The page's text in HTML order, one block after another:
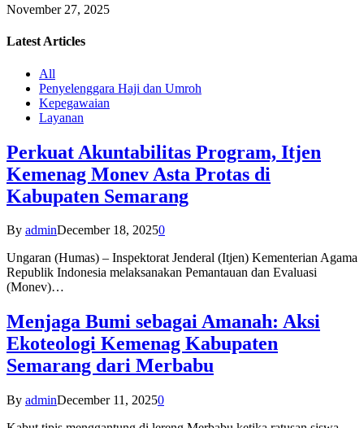
November 27, 2025
Latest Articles
All
Penyelenggara Haji dan Umroh
Kepegawaian
Layanan
Perkuat Akuntabilitas Program, Itjen
Kemenag Monev Asta Protas di
Kabupaten Semarang
By adminDecember 18, 20250
Ungaran (Humas) – Inspektorat Jenderal (Itjen) Kementerian Agama
Republik Indonesia melaksanakan Pemantauan dan Evaluasi
(Monev)…
Menjaga Bumi sebagai Amanah: Aksi
Ekoteologi Kemenag Kabupaten
Semarang dari Merbabu
By adminDecember 11, 20250